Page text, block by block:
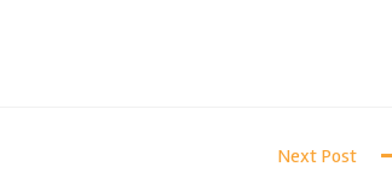
Next Post